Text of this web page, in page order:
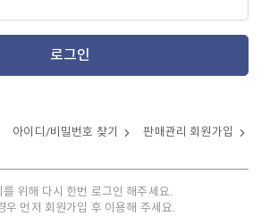
로그인
아이디/비밀번호 찾기 판매관리 회원가입
위해 다시 한번 로그인 해주세요.
우 먼저 회원가입 후 이용해 주세요.